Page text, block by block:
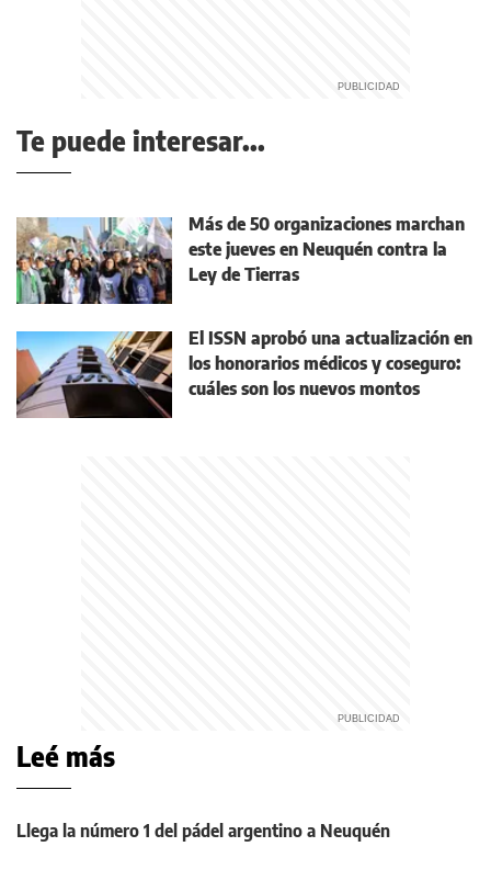
Te puede interesar...
Más de 50 organizaciones marchan
este jueves en Neuquén contra la
Ley de Tierras
El ISSN aprobó una actualización en
los honorarios médicos y coseguro:
cuáles son los nuevos montos
Leé más
Llega la número 1 del pádel argentino a Neuquén